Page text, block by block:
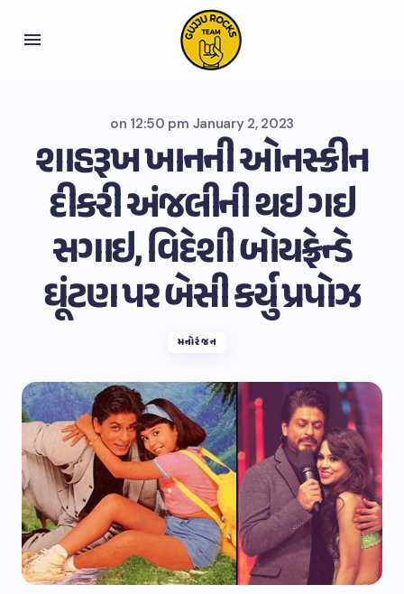
on 12:50 pm January 2, 2023
શાહરૂખ ખાનની ઓનસ્ક્રીન
દીકરી અંજલીની થઇ ગઇ
સગાઇ, વિદેશી બોયફ્રેન્ડે
ઘૂંટણ પર બેસી કર્યુ પ્રપોઝ
મનોરંજન